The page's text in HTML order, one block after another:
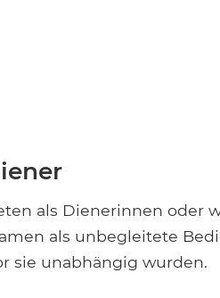
als Dienerinnen oder
als unbegleitete
sie unabhängig wurden.